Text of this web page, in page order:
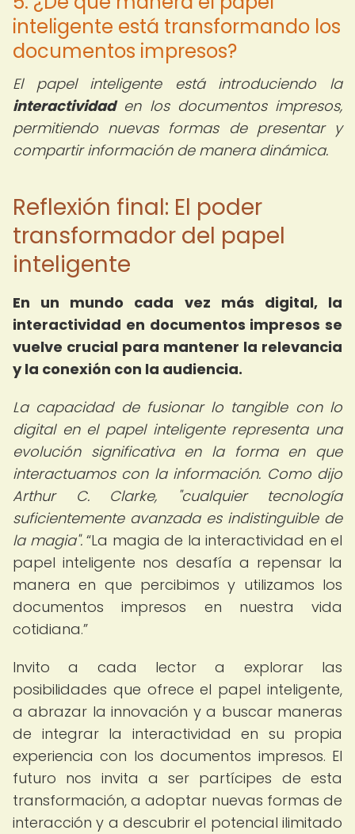
inteligente está transformando los
documentos impresos?
El papel inteligente está introduciendo la
interactividaden los documentos impresos,
permitiendo nuevas formas de presentar y
compartir información de manera dinámica.
Reflexión final: El poder
transformador del papel
inteligente
En un mundo cada vez más digital, la
interactividad en documentos impresos se
vuelve crucial para mantener la relevancia
y la conexión con la audiencia.
La capacidad de fusionar lo tangible con lo
digital en el papel inteligente representa una
evolución significativa en la forma en que
interactuamos con la información. Como dijo
Arthur C. Clarke, "cualquier tecnología
suficientemente avanzada es indistinguible de
la magia". La magia de la interactividad en el
papel inteligente nos desafía a repensar la
manera en que percibimos y utilizamos los
documentos impresos en nuestra vida
cotidiana.
Invito a cada lector a explorar las
posibilidades que ofrece el papel inteligente,
a abrazar la innovación y a buscar maneras
de integrar la interactividad en su propia
experiencia con los documentos impresos. El
futuro nos invita a ser partícipes de esta
transformación, a adoptar nuevas formas de
interacción y a descubrir el potencial ilimitado